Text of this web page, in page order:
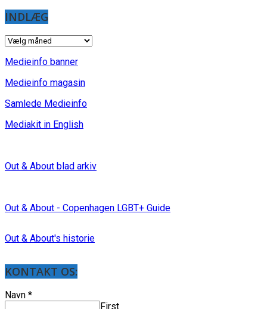
INDLÆG
INDLÆG
Medieinfo banner
Medieinfo magasin
Samlede Medieinfo
Mediakit in English
Out & About blad arkiv
Out & About - Copenhagen LGBT+ Guide
Out & About's historie
KONTAKT OS:
Navn *
First